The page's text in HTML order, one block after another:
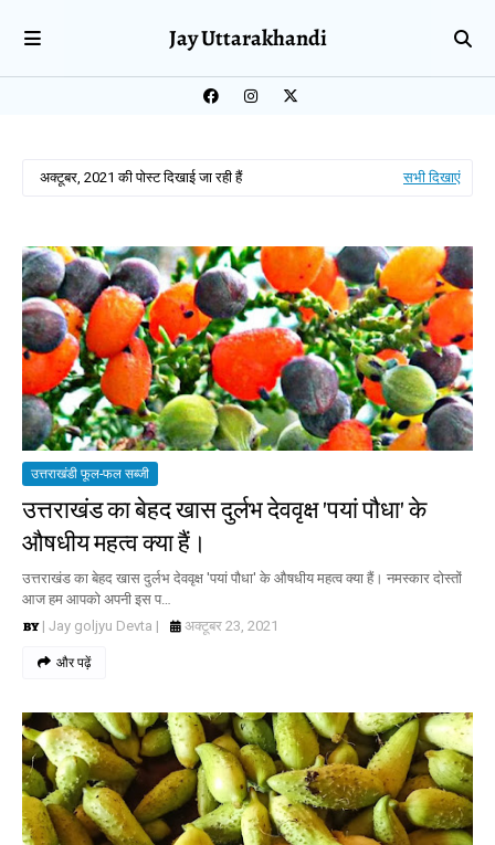
Jay Uttarakhandi
अक्टूबर, 2021 की पोस्ट दिखाई जा रही हैं सभी दिखाएं
उत्तराखंडी फूल-फल सब्जी
उत्तराखंड का बेहद खास दुर्लभ देववृक्ष 'पयां पौधा' के
औषधीय महत्व क्या हैं।
उत्तराखंड का बेहद खास दुर्लभ देववृक्ष 'पयां पौधा' के औषधीय महत्व क्या हैं। नमस्कार दोस्तों
आज हम आपको अपनी इस प…
| Jay goljyu Devta |
अक्टूबर 23, 2021
और पढ़ें